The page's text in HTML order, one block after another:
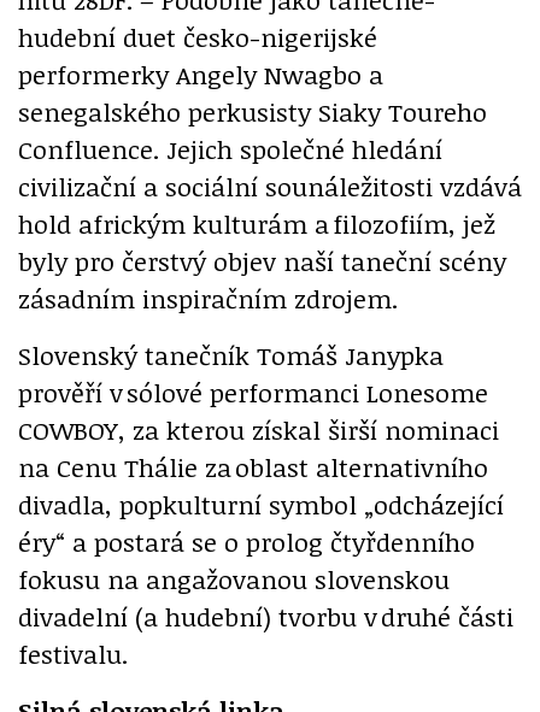
hudební duet česko-nigerijské
performerky Angely Nwagbo a
senegalského perkusisty Siaky Toureho
Confluence. Jejich společné hledání
civilizační a sociální sounáležitosti vzdává
hold africkým kulturám a filozofiím, jež
byly pro čerstvý objev naší taneční scény
zásadním inspiračním zdrojem.
Slovenský tanečník Tomáš Janypka
prověří v sólové performanci Lonesome
COWBOY, za kterou získal širší nominaci
na Cenu Thálie za oblast alternativního
divadla, popkulturní symbol „odcházející
éry“ a postará se o prolog čtyřdenního
fokusu na angažovanou slovenskou
divadelní (a hudební) tvorbu v druhé části
festivalu.